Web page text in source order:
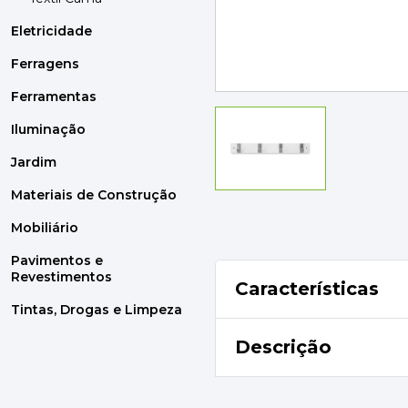
MOBILIÁRIO
PAVIMENTOS E REVESTIMENTOS
DYRUP
Eletricidade
Ferragens
Ferramentas
Iluminação
Jardim
Materiais de Construção
Mobiliário
Pavimentos e
Revestimentos
Tintas, Drogas e Limpeza
Características
Descrição